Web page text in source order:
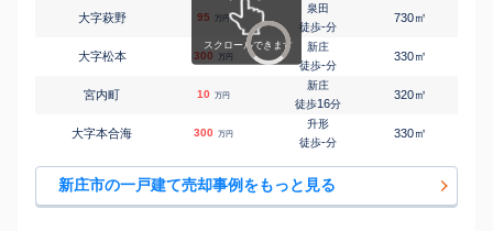
大字萩野 95 万円
泉田
徒歩-分
730㎡
大字松本 300 万円
新庄
徒歩-分
330㎡
宮内町 10 万円
新庄
徒歩16分
320㎡
大字本合海 300 万円
升形
徒歩-分
330㎡
新庄市の一戸建て売却事例をもっと見る